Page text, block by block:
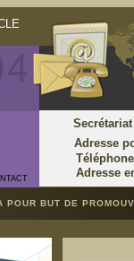
Adresse
Adresse
POUR BUT DE